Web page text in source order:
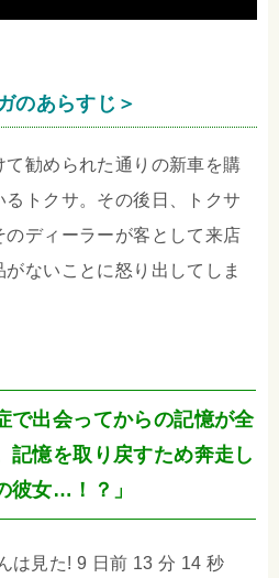
のあらすじ＞
勧められた通りの新車を購
るトクサ。その後日、トクサ
ディーラーが客として来店
ないことに怒り出してしま
で出会ってからの記憶が全
記憶を取り戻すため奔走し
彼女…！？」
は見た! 9 日前 13 分 14 秒